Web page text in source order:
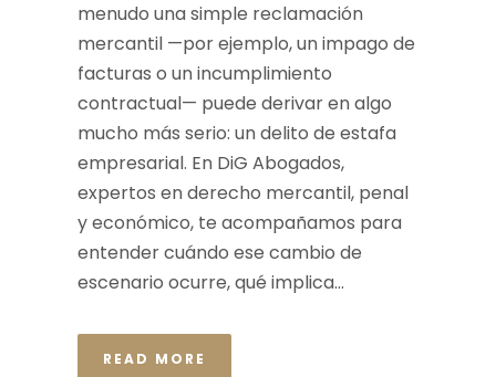
menudo una simple reclamación
mercantil —por ejemplo, un impago de
facturas o un incumplimiento
contractual— puede derivar en algo
mucho más serio: un delito de estafa
empresarial. En DiG Abogados,
expertos en derecho mercantil, penal
y económico, te acompañamos para
entender cuándo ese cambio de
escenario ocurre, qué implica...
READ MORE